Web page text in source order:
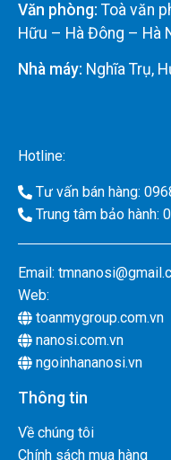
Văn phòng: Toà văn
Hữu – Hà Đông – Hà
Nhà máy: Nghĩa Trụ,
Hotline:
Tư vấn bán hàng:
Trung tâm bảo hành:
Email:
Web:
toanmygroup.com.vn
nanosi.com.vn
ngoinhananosi.vn
Thông tin
Về chúng tôi
Chính sách mua hàng